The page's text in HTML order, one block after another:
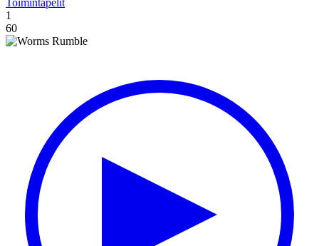
1
60